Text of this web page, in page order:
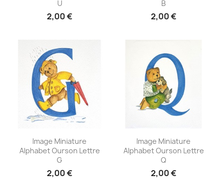
U
2,00 €
B
2,00 €
Aperçu rapide
Image Miniature
Alphabet Ourson Lettre
G
2,00 €
Aperçu rapide
Image Miniature
Alphabet Ourson Lettre
Q
2,00 €